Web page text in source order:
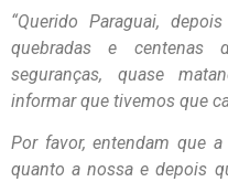
“Querido Paraguai,
quebradas e centenas
seguranças, quase
informar que tivemos que
Por favor, entendam que
quanto a nossa e depois